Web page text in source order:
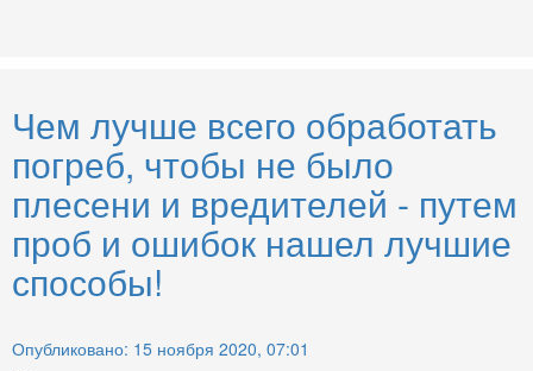
Чем лучше всего обработать
погреб, чтобы не было
плесени и вредителей - путем
проб и ошибок нашел лучшие
способы!
Опубликовано: 15 ноября 2020, 07:01